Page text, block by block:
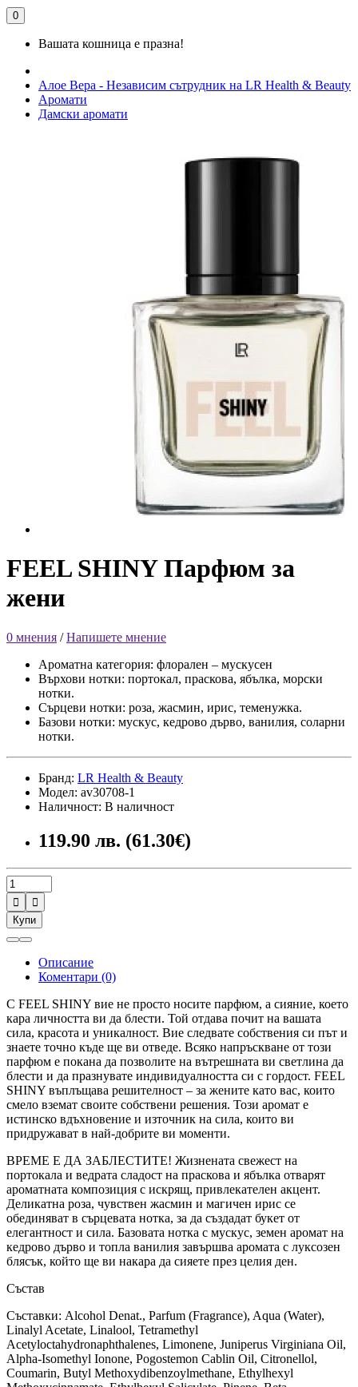
0
Вашата кошница е празна!
Алое Вера - Независим сътрудник на LR Health & Beauty
Аромати
Дамски аромати
FEEL SHINY Парфюм за
жени
0 мнения /Напишете мнение
Ароматна категория: флорален – мускусен
Върхови нотки: портокал, праскова, ябълка, морски
нотки.
Сърцеви нотки: роза, жасмин, ирис, теменужка.
Базови нотки: мускус, кедрово дърво, ванилия, соларни
нотки.
Бранд: LR Health & Beauty
Модел: av30708-1
Наличност: В наличност
119.90 лв. (61.30€)


Купи
Описание
Коментари (0)
С FEEL SHINY вие не просто носите парфюм, а сияние, което
кара личността ви да блести. Той отдава почит на вашата
сила, красота и уникалност. Вие следвате собствения си път и
знаете точно къде ще ви отведе. Всяко напръскване от този
парфюм е покана да позволите на вътрешната ви светлина да
блести и да празнувате индивидуалността си с гордост. FEEL
SHINY въплъщава решителност – за жените като вас, които
смело вземат своите собствени решения. Този аромат е
истинско вдъхновение и източник на сила, които ви
придружават в най-добрите ви моменти.
ВРЕМЕ Е ДА ЗАБЛЕСТИТЕ! Жизнената свежест на
портокала и ведрата сладост на праскова и ябълка отварят
ароматната композиция с искрящ, привлекателен акцент.
Деликатна роза, чувствен жасмин и магичен ирис се
обединяват в сърцевата нотка, за да създадат букет от
елегантност и сила. Базовата нотка с мускус, земен аромат на
кедрово дърво и топла ванилия завършва аромата с луксозен
блясък, който ще ви накара да сияете през целия ден.
Състав
Съставки: Alcohol Denat., Parfum (Fragrance), Aqua (Water),
Linalyl Acetate, Linalool, Tetramethyl
Acetyloctahydronaphthalenes, Limonene, Juniperus Virginiana Oil,
Alpha-Isomethyl Ionone, Pogostemon Cablin Oil, Citronellol,
Coumarin, Butyl Methoxydibenzoylmethane, Ethylhexyl